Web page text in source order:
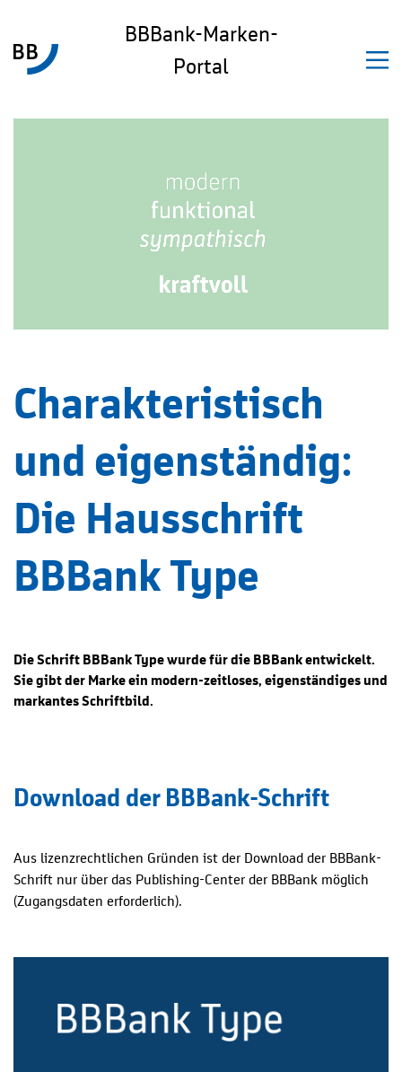
BBBank-Marken-
Portal
Charakteristisch
und eigenständig:
Die Hausschrift
BBBank Type
Die Schrift BBBank Type wurde für die BBBank entwickelt.
Sie gibt der Marke ein modern-zeitloses, eigenständiges und
markantes Schriftbild.
Download der BBBank-Schrift
Aus lizenzrechtlichen Gründen ist der Download der BBBank-
Schrift nur über das Publishing-Center der BBBank möglich
(Zugangsdaten erforderlich).